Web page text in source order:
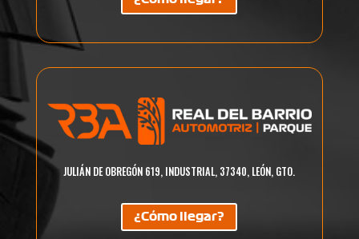
JULIÁN DE OBREGÓN 619, INDUSTRIAL, 37340, LEÓN, GTO.
¿Cómo llegar?